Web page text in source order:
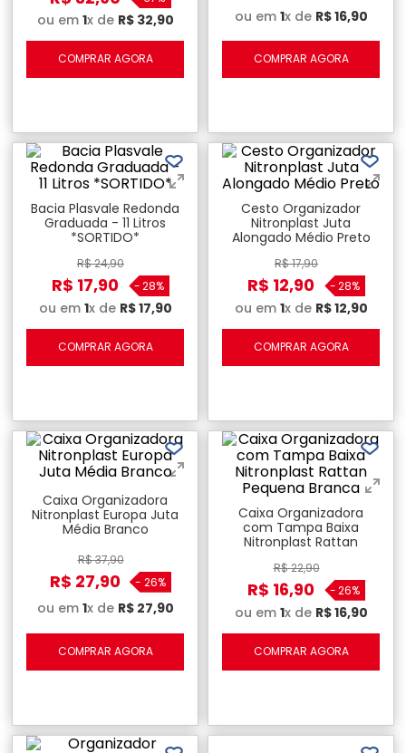
ou em 1x de R$ 32,90
COMPRAR AGORA
ou em 1x de R$16,90
COMPRAR AGORA
Bacia Plasvale Redonda
Graduada - 11 Litros
*SORTIDO*
R$24,90
R$ 17,90 - 28%
ou em 1x de R$17,90
COMPRAR AGORA
Cesto Organizador
Nitronplast Juta
Alongado Médio Preto
R$17,90
R$ 12,90 - 28%
ou em 1x de R$12,90
COMPRAR AGORA
Caixa Organizadora
Nitronplast Europa Juta
Média Branco
R$37,90
R$ 27,90 - 26%
ou em 1x de R$ 27,90
COMPRAR AGORA
Caixa Organizadora
com Tampa Baixa
Nitronplast Rattan
Pequena Branca
R$22,90
R$ 16,90 - 26%
ou em 1x de R$16,90
COMPRAR AGORA